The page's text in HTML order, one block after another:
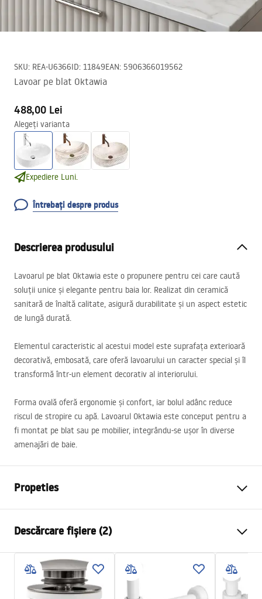
SKU: REA-U6366ID: 11849EAN: 5906366019562
Lavoar pe blat Oktawia
488,00 Lei
Alegeți varianta
Expediere Luni.
Întrebați despre produs
Descrierea produsului
Lavoarul pe blat Oktawia este o propunere pentru cei care caută
soluții unice și elegante pentru baia lor. Realizat din ceramică
sanitară de înaltă calitate, asigură durabilitate și un aspect estetic
de lungă durată.
Elementul caracteristic al acestui model este suprafața exterioară
decorativă, embosată, care oferă lavoarului un caracter special și îl
transformă într-un element decorativ al interiorului.
Forma ovală oferă ergonomie și confort, iar bolul adânc reduce
riscul de stropire cu apă. Lavoarul Oktawia este conceput pentru a
fi montat pe blat sau pe mobilier, integrându-se ușor în diverse
amenajări de baie.
Propeties
Material
Culoare
Alb
Finisaj
Lucios
Lungime
Descărcare fișiere (2)
Instrucțiuni de asamblare
Basin.pdf